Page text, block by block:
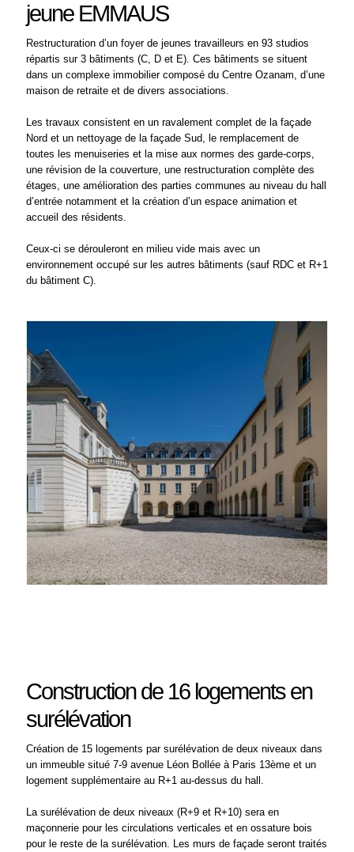
jeune EMMAUS
Restructuration d’un foyer de jeunes travailleurs en 93 studios
répartis sur 3 bâtiments (C, D et E). Ces bâtiments se situent
dans un complexe immobilier composé du Centre Ozanam, d’une
maison de retraite et de divers associations.
Les travaux consistent en un ravalement complet de la façade
Nord et un nettoyage de la façade Sud, le remplacement de
toutes les menuiseries et la mise aux normes des garde-corps,
une révision de la couverture, une restructuration complète des
étages, une amélioration des parties communes au niveau du hall
d’entrée notamment et la création d’un espace animation et
accueil des résidents.
Ceux-ci se dérouleront en milieu vide mais avec un
environnement occupé sur les autres bâtiments (sauf RDC et R+1
du bâtiment C).
Construction de 16 logements en
surélévation
Création de 15 logements par surélévation de deux niveaux dans
un immeuble situé 7-9 avenue Léon Bollée à Paris 13ème et un
logement supplémentaire au R+1 au-dessus du hall.
La surélévation de deux niveaux (R+9 et R+10) sera en
maçonnerie pour les circulations verticales et en ossature bois
pour le reste de la surélévation. Les murs de façade seront traités